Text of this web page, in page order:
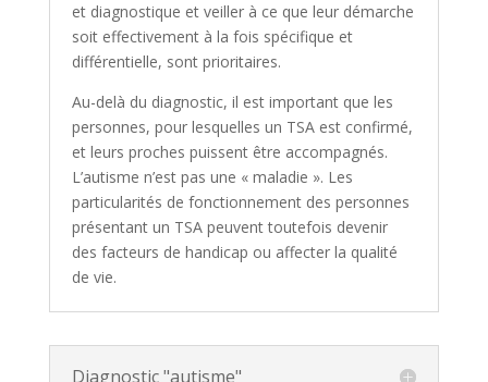
et diagnostique et veiller à ce que leur démarche
soit effectivement à la fois spécifique et
différentielle, sont prioritaires.
Au-delà du diagnostic, il est important que les
personnes, pour lesquelles un TSA est confirmé,
et leurs proches puissent être accompagnés.
L’autisme n’est pas une « maladie ». Les
particularités de fonctionnement des personnes
présentant un TSA peuvent toutefois devenir
des facteurs de handicap ou affecter la qualité
de vie.
Diagnostic "autisme"